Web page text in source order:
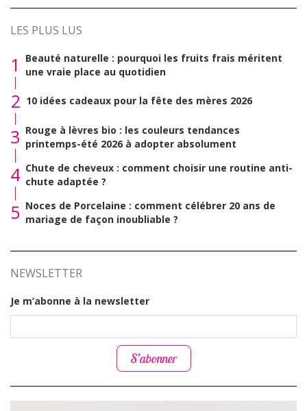
LES PLUS LUS
1
Beauté naturelle : pourquoi les fruits frais méritent
une vraie place au quotidien
2 10 idées cadeaux pour la fête des mères 2026
3 Rouge à lèvres bio : les couleurs tendances
printemps-été 2026 à adopter absolument
4 Chute de cheveux : comment choisir une routine anti-
chute adaptée ?
5 Noces de Porcelaine : comment célébrer 20 ans de
mariage de façon inoubliable ?
NEWSLETTER
Je m’abonne à la newsletter
S’abonner